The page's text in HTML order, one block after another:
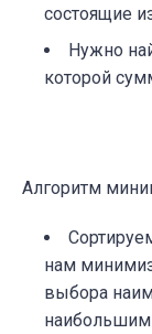
состоящие
Нужно
которой
Алгоритм
нам
выбора